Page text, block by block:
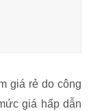
giá rẻ do công
giá hấp dẫn